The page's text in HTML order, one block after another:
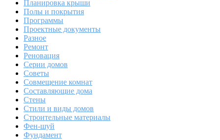
Планировка крыши
Полы и покрытия
Программы
Проектные документы
Разное
Ремонт
Реновация
Серии домов
Советы
Совмещение комнат
Составляющие дома
Стены
Стили и виды домов
Строительные материалы
Фен-шуй
Фундамент